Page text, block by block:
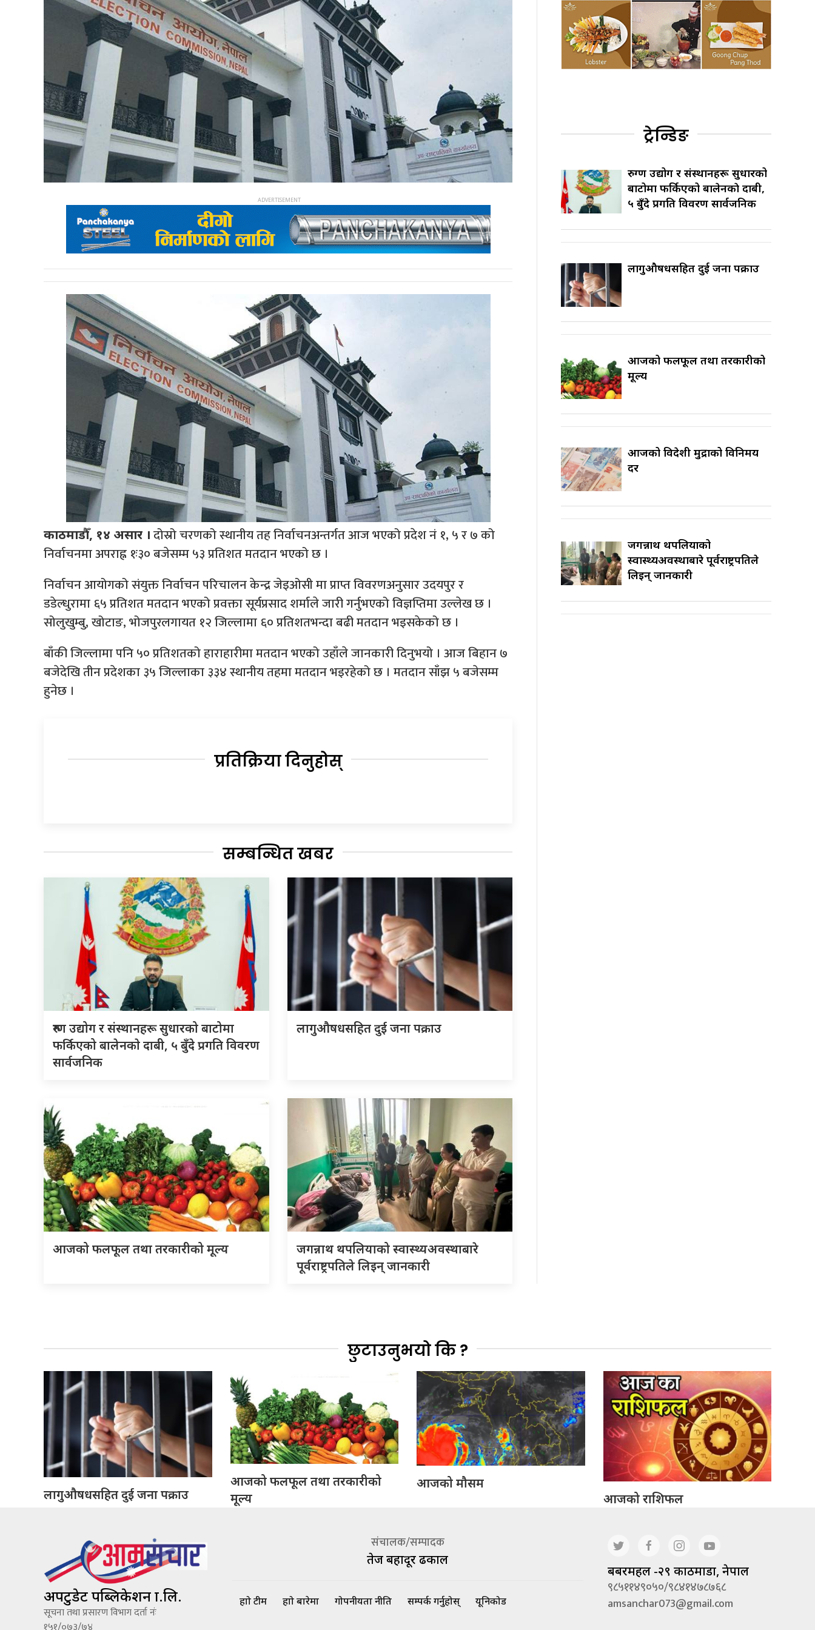
काठमाडौँ, १४ असार । दोस्रो चरणको स्थानीय तह निर्वाचनअन्तर्गत आज भएको प्रदेश नं १, ५ र ७ को
निर्वाचनमा अपराह्न १ः३० बजेसम्म ५३ प्रतिशत मतदान भएको छ ।
निर्वाचन आयोगको संयुक्त निर्वाचन परिचालन केन्द्र जेइओसी मा प्राप्त विवरणअनुसार उदयपुर र
डडेल्धुरामा ६५ प्रतिशत मतदान भएको प्रवक्ता सूर्यप्रसाद शर्माले जारी गर्नुभएको विज्ञप्तिमा उल्लेख छ ।
सोलुखुम्बु, खोटाङ, भोजपुरलगायत १२ जिल्लामा ६० प्रतिशतभन्दा बढी मतदान भइसकेको छ ।
बाँकी जिल्लामा पनि ५० प्रतिशतको हाराहारीमा मतदान भएको उहाँले जानकारी दिनुभयो । आज बिहान ७
बजेदेखि तीन प्रदेशका ३५ जिल्लाका ३३४ स्थानीय तहमा मतदान भइरहेको छ । मतदान साँझ ५ बजेसम्म
हुनेछ ।
प्रतिक्रिया दिनुहोस्
सम्बन्धित खबर
रुग्ण उद्योग र संस्थानहरू सुधारको बाटोमा
फर्किएको बालेनकाे दाबी, ५ बुँदे प्रगति विवरण
सार्वजनिक
लागुऔषधसहित दुई जना पक्राउ
आजको फलफूल तथा तरकारीको मूल्य
जगन्नाथ थपलियाको स्वास्थ्यअवस्थाबारे
पूर्वराष्ट्रपतिले लिइन् जानकारी
ट्रेन्डिङ
रुग्ण उद्योग र संस्थानहरू सुधारको
बाटोमा फर्किएको बालेनकाे दाबी,
५ बुँदे प्रगति विवरण सार्वजनिक
लागुऔषधसहित दुई जना पक्राउ
आजको फलफूल तथा तरकारीको
मूल्य
आजको विदेशी मुद्राको विनिमय
दर
जगन्नाथ थपलियाको
स्वास्थ्यअवस्थाबारे पूर्वराष्ट्रपतिले
लिइन् जानकारी
छुटाउनुभयो कि ?
लागुऔषधसहित दुई जना पक्राउ
आजको फलफूल तथा तरकारीको
मूल्य
आजको मौसम
आजको राशिफल
अपटुडेट पब्लिकेशन प्रा.लि.
सूचना तथा प्रसारण विभाग दर्ता नंः
संचालक/सम्पादक
तेज बहादूर ढकाल
हाम्रो टीम हाम्रो बारेमा गोपनीयता नीति सम्पर्क गर्नुहोस् यूनिकोड
बबरमहल -२९ काठमाडौं, नेपाल
९८५११४९०५०/९८४१४७८७६८
amsanchar073@gmail.com